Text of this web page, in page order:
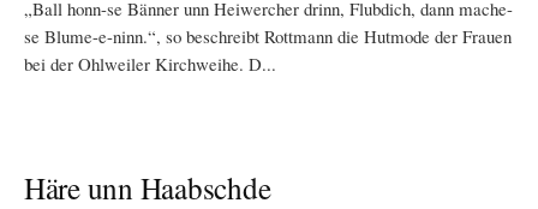
„Ball honn-se Bänner unn Heiwercher drinn, Flubdich, dann mache-
se Blume-e-ninn.“, so beschreibt Rottmann die Hutmode der Frauen
bei der Ohlweiler Kirchweihe. D...
Häre unn Haabschde